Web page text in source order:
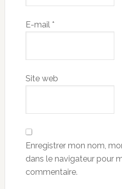
E-mail *
Site web
Enregistrer mon nom,
dans le navigateur pour
commentaire.